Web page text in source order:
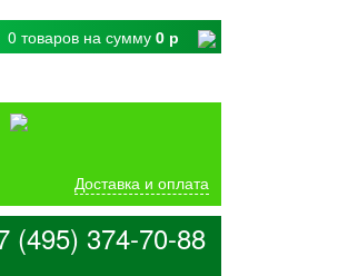
0 товаров на сумму 0 р
Доставка и оплата
(495) 374-70-88